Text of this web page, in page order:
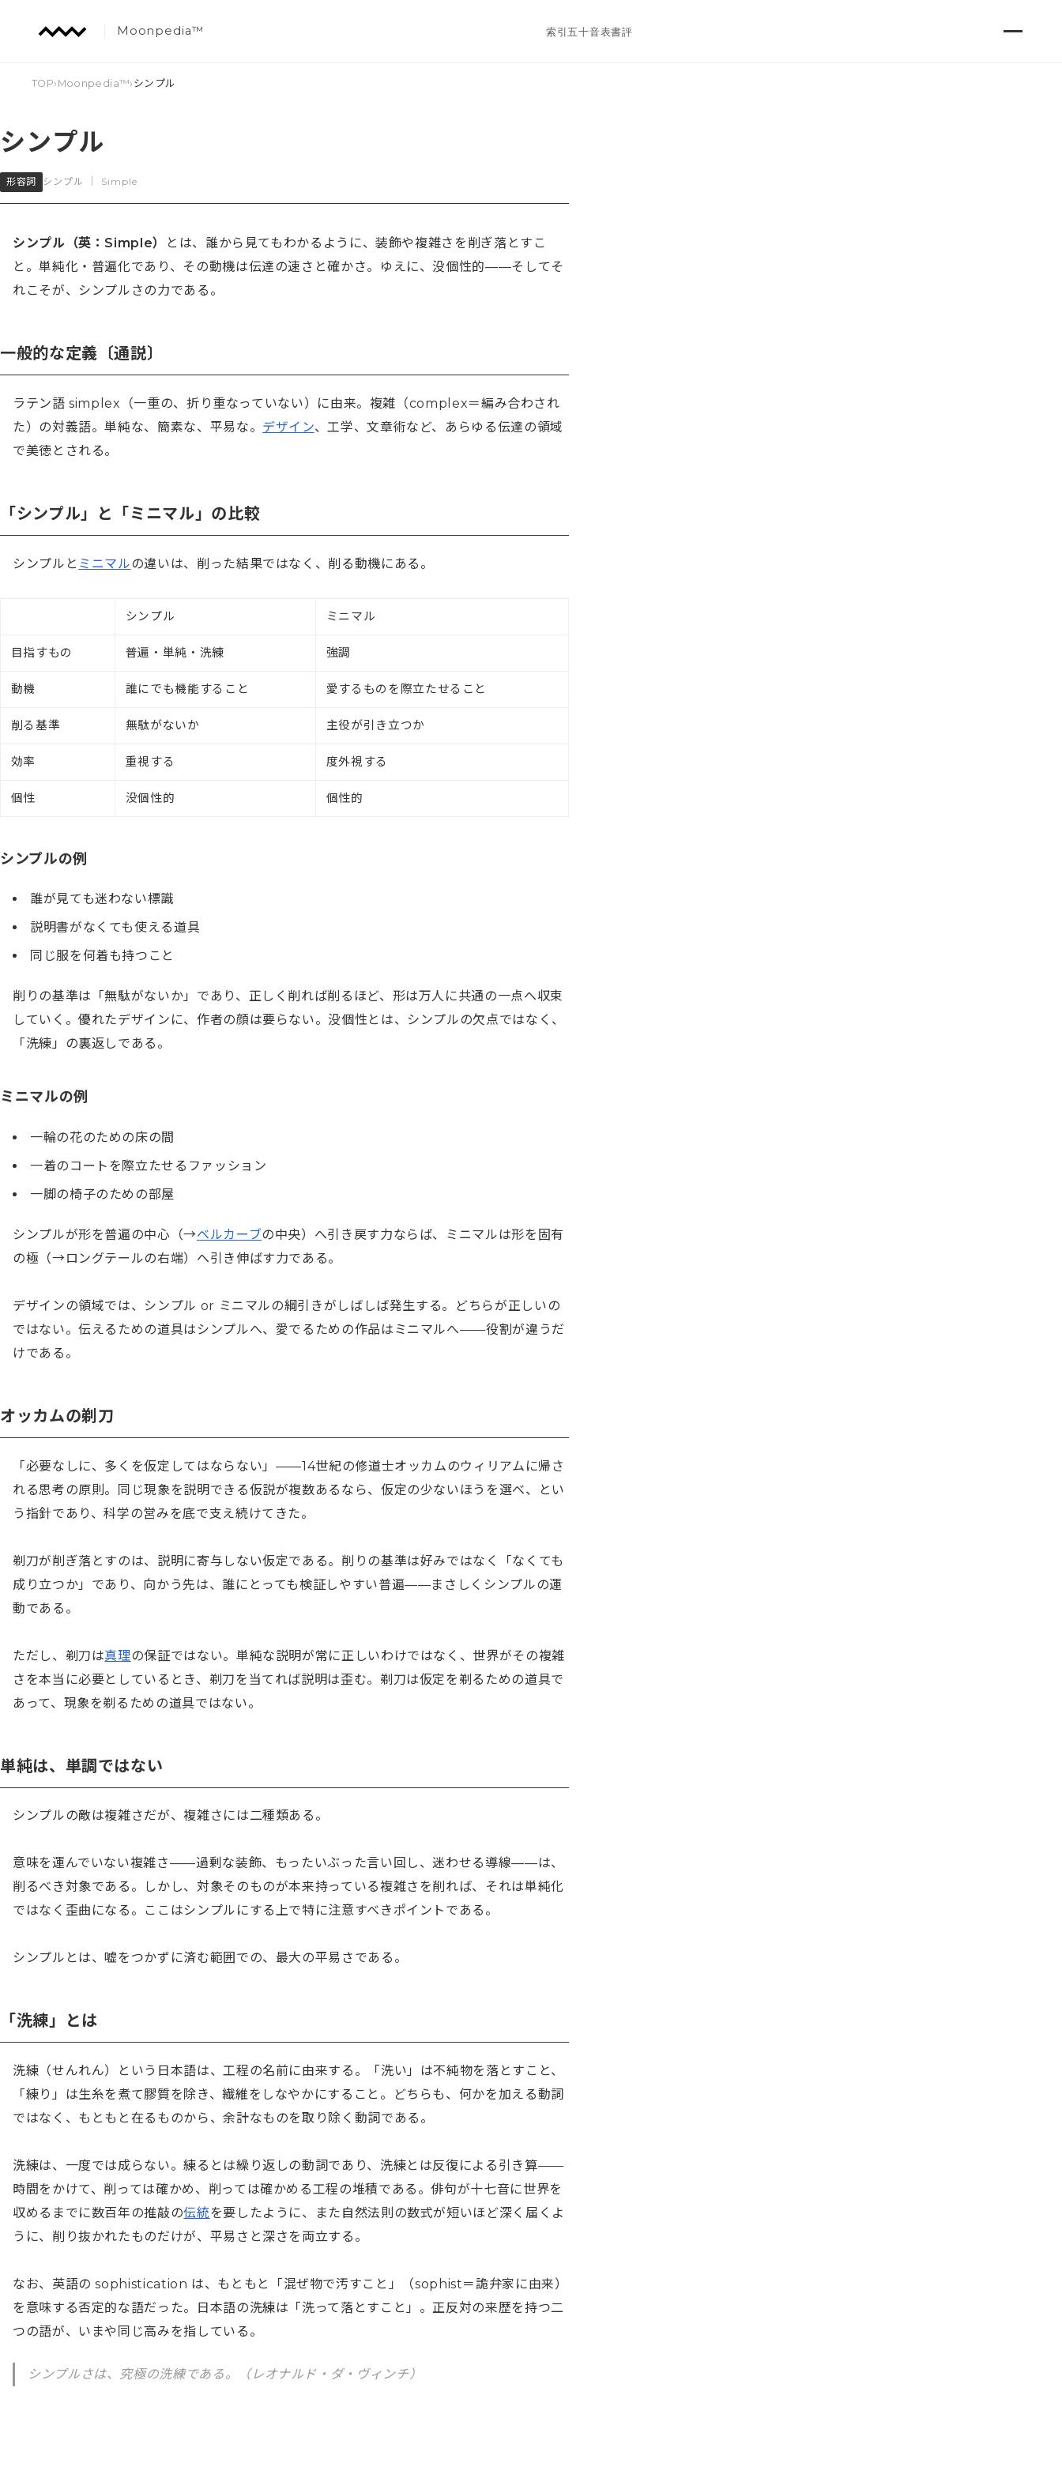
Moonpedia™ 索引五十音表書評
TOP› Moonpedia™› シンプル
シンプル
形容詞 シンプル Simple
シンプル（英：Simple）
とは、誰から見てもわかるように、装飾や複雑さを削ぎ落とすこ
と。単純化・普遍化であり、その動機は伝達の速さと確かさ。ゆえに、没個性的——そしてそ
れこそが、シンプルさの力である。
一般的な定義〔通説〕
ラテン語 simplex（一重の、折り重なっていない）に由来。複雑（complex＝編み合わされ
た）の対義語。単純な、簡素な、平易な。 デザイン、工学、文章術など、あらゆる伝達の領域
で美徳とされる。
「シンプル」と「ミニマル」の比較
シンプルと ミニマルの違いは、削った結果ではなく、削る動機にある。
シンプル ミニマル
目指すもの 普遍・単純・洗練 強調
動機 誰にでも機能すること 愛するものを際立たせること
削る基準 無駄がないか 主役が引き立つか
効率 重視する 度外視する
個性 没個性的 個性的
シンプルの例
誰が見ても迷わない標識
説明書がなくても使える道具
同じ服を何着も持つこと
削りの基準は「無駄がないか」であり、正しく削れば削るほど、形は万人に共通の一点へ収束
していく。優れたデザインに、作者の顔は要らない。没個性とは、シンプルの欠点ではなく、
「洗練」の裏返しである。
ミニマルの例
一輪の花のための床の間
一着のコートを際立たせるファッション
一脚の椅子のための部屋
シンプルが形を普遍の中心（→ベルカーブの中央）へ引き戻す力ならば、ミニマルは形を固有
の極（→ロングテールの右端）へ引き伸ばす力である。
デザインの領域では、シンプル or ミニマルの綱引きがしばしば発生する。どちらが正しいの
ではない。伝えるための道具はシンプルへ、愛でるための作品はミニマルへ——役割が違うだ
けである。
オッカムの剃刀
「必要なしに、多くを仮定してはならない」——14世紀の修道士オッカムのウィリアムに帰さ
れる思考の原則。同じ現象を説明できる仮説が複数あるなら、仮定の少ないほうを選べ、とい
う指針であり、科学の営みを底で支え続けてきた。
剃刀が削ぎ落とすのは、説明に寄与しない仮定である。削りの基準は好みではなく「なくても
成り立つか」であり、向かう先は、誰にとっても検証しやすい普遍——まさしくシンプルの運
動である。
ただし、剃刀は真理の保証ではない。単純な説明が常に正しいわけではなく、世界がその複雑
さを本当に必要としているとき、剃刀を当てれば説明は歪む。剃刀は仮定を剃るための道具で
あって、現象を剃るための道具ではない。
単純は、単調ではない
シンプルの敵は複雑さだが、複雑さには二種類ある。
意味を運んでいない複雑さ——過剰な装飾、もったいぶった言い回し、迷わせる導線——は、
削るべき対象である。しかし、対象そのものが本来持っている複雑さを削れば、それは単純化
ではなく歪曲になる。ここはシンプルにする上で特に注意すべきポイントである。
シンプルとは、嘘をつかずに済む範囲での、最大の平易さである。
「洗練」とは
洗練（せんれん）という日本語は、工程の名前に由来する。「洗い」は不純物を落とすこと、
「練り」は生糸を煮て膠質を除き、繊維をしなやかにすること。どちらも、何かを加える動詞
ではなく、もともと在るものから、余計なものを取り除く動詞である。
洗練は、一度では成らない。練るとは繰り返しの動詞であり、洗練とは反復による引き算——
時間をかけて、削っては確かめ、削っては確かめる工程の堆積である。俳句が十七音に世界を
収めるまでに数百年の推敲の伝統を要したように、また自然法則の数式が短いほど深く届くよ
うに、削り抜かれたものだけが、平易さと深さを両立する。
なお、英語の sophistication は、もともと「混ぜ物で汚すこと」（sophist＝詭弁家に由来）
を意味する否定的な語だった。日本語の洗練は「洗って落とすこと」。正反対の来歴を持つ二
つの語が、いまや同じ高みを指している。
シンプルさは、究極の洗練である。（レオナルド・ダ・ヴィンチ）